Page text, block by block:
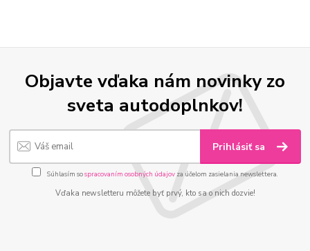
Objavte vďaka nám novinky zo
sveta autodoplnkov!
Prihlásiť sa
Súhlasím sospracovaním osobných údajov za účelom zasielania newslettera.
Vďaka newsletteru môžete byť prvý, kto sa o nich dozvie!